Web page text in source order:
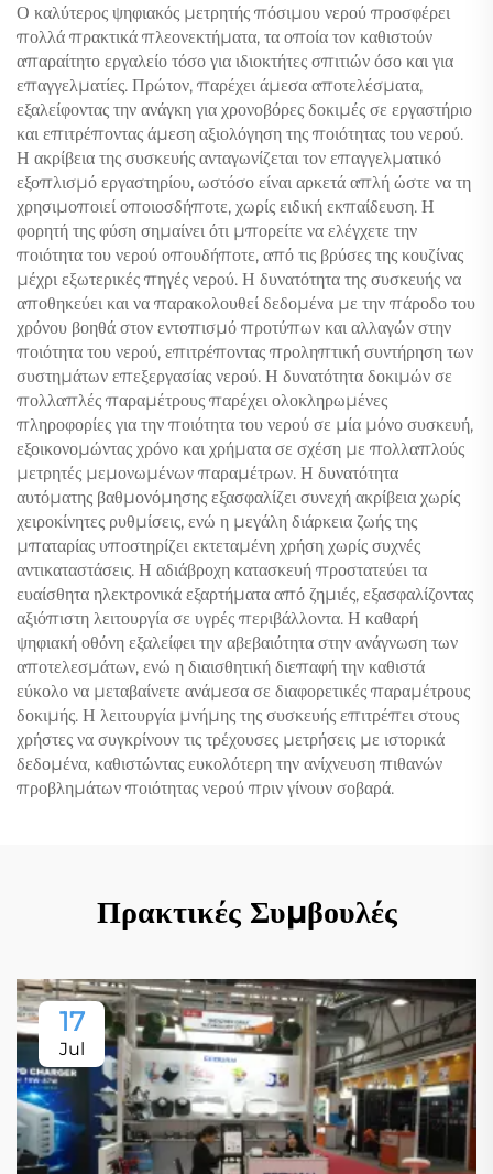
Ο καλύτερος ψηφιακός μετρητής πόσιμου νερού προσφέρει
πολλά πρακτικά πλεονεκτήματα, τα οποία τον καθιστούν
απαραίτητο εργαλείο τόσο για ιδιοκτήτες σπιτιών όσο και για
επαγγελματίες. Πρώτον, παρέχει άμεσα αποτελέσματα,
εξαλείφοντας την ανάγκη για χρονοβόρες δοκιμές σε εργαστήριο
και επιτρέποντας άμεση αξιολόγηση της ποιότητας του νερού.
Η ακρίβεια της συσκευής ανταγωνίζεται τον επαγγελματικό
εξοπλισμό εργαστηρίου, ωστόσο είναι αρκετά απλή ώστε να τη
χρησιμοποιεί οποιοσδήποτε, χωρίς ειδική εκπαίδευση. Η
φορητή της φύση σημαίνει ότι μπορείτε να ελέγχετε την
ποιότητα του νερού οπουδήποτε, από τις βρύσες της κουζίνας
μέχρι εξωτερικές πηγές νερού. Η δυνατότητα της συσκευής να
αποθηκεύει και να παρακολουθεί δεδομένα με την πάροδο του
χρόνου βοηθά στον εντοπισμό προτύπων και αλλαγών στην
ποιότητα του νερού, επιτρέποντας προληπτική συντήρηση των
συστημάτων επεξεργασίας νερού. Η δυνατότητα δοκιμών σε
πολλαπλές παραμέτρους παρέχει ολοκληρωμένες
πληροφορίες για την ποιότητα του νερού σε μία μόνο συσκευή,
εξοικονομώντας χρόνο και χρήματα σε σχέση με πολλαπλούς
μετρητές μεμονωμένων παραμέτρων. Η δυνατότητα
αυτόματης βαθμονόμησης εξασφαλίζει συνεχή ακρίβεια χωρίς
χειροκίνητες ρυθμίσεις, ενώ η μεγάλη διάρκεια ζωής της
μπαταρίας υποστηρίζει εκτεταμένη χρήση χωρίς συχνές
αντικαταστάσεις. Η αδιάβροχη κατασκευή προστατεύει τα
ευαίσθητα ηλεκτρονικά εξαρτήματα από ζημιές, εξασφαλίζοντας
αξιόπιστη λειτουργία σε υγρές περιβάλλοντα. Η καθαρή
ψηφιακή οθόνη εξαλείφει την αβεβαιότητα στην ανάγνωση των
αποτελεσμάτων, ενώ η διαισθητική διεπαφή την καθιστά
εύκολο να μεταβαίνετε ανάμεσα σε διαφορετικές παραμέτρους
δοκιμής. Η λειτουργία μνήμης της συσκευής επιτρέπει στους
χρήστες να συγκρίνουν τις τρέχουσες μετρήσεις με ιστορικά
δεδομένα, καθιστώντας ευκολότερη την ανίχνευση πιθανών
προβλημάτων ποιότητας νερού πριν γίνουν σοβαρά.
Πρακτικές Συμβουλές
17
Jul